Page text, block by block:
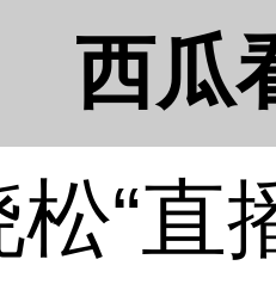
西瓜
“直